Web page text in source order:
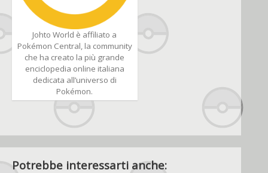
Johto World è affiliato a
Pokémon Central, la community
che ha creato la più grande
enciclopedia online italiana
dedicata all’universo di
Pokémon.
Potrebbe interessarti anche: